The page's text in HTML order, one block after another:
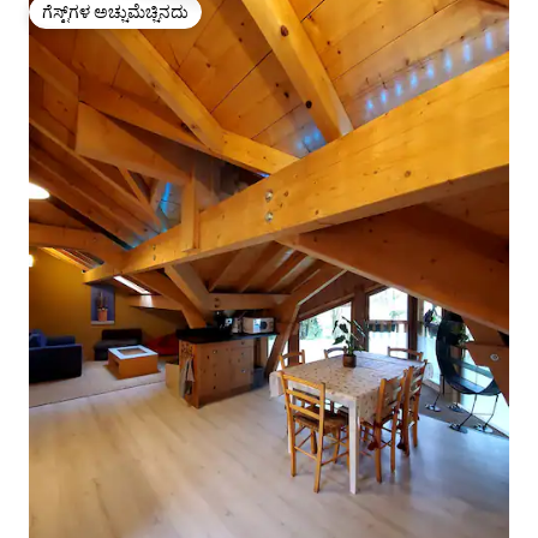
ಗೆಸ್ಟ್‌ಗಳ ಅಚ್ಚುಮೆಚ್ಚಿನದು
ಗೆಸ್ಟ್‌ಗಳ ಅಚ್ಚುಮೆಚ್ಚಿನದು